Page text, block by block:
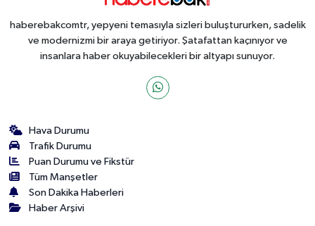
haberebakcomtr, yepyeni temasıyla sizleri buluştururken, sadelik
ve modernizmi bir araya getiriyor. Şatafattan kaçınıyor ve
insanlara haber okuyabilecekleri bir altyapı sunuyor.
Hava Durumu
Trafik Durumu
Puan Durumu ve Fikstür
Tüm Manşetler
Son Dakika Haberleri
Haber Arşivi